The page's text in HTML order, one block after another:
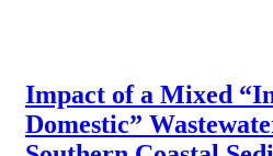
Impact of a Mixed
Domestic”